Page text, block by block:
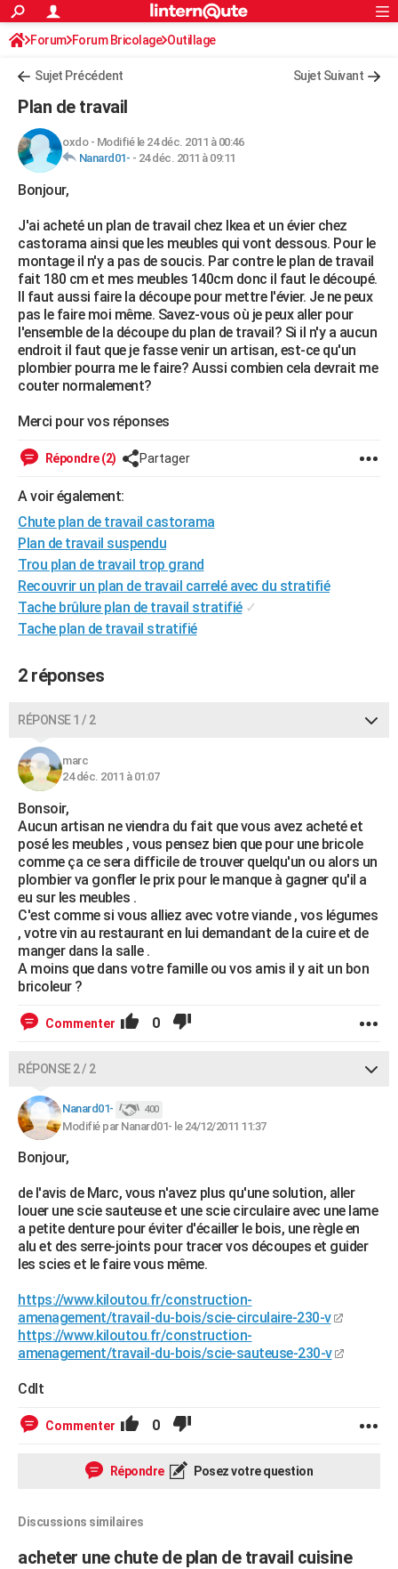
ACTUALITÉS
Politique
Société
Faits Divers
Education
Monde
Villes
+
FINANCE
Retraite
Impôts
Epargne
Immobilier
Risques naturels par ville
Banque
Assurance
Crédit
AUTO
Essais
Réserver un essai
Citadines
Berlines
SUV
Forum auto
+HIGH-TECH
Mobiles
Meilleur smartphone
Internet
Ordinateurs
Jeux vidéo
Guide high-tech
+BRICOLAGE
Forum
Aménagement intérieur
Extérieur
Cuisine
Salle de bains
Jardinage
Rangement
WEEK-END
Guides de France
Escapades
Patrimoine
Expositions
Musées
Week-end nature
LIFESTYLE
Art de vivre
Bien-être
Loisirs
Modes de vie
SANTE
Alimentation
Guide de la santé
Maladies
Médicaments
Sommeil
VOYAGE
Destinations
City break
Voyage nature
Voyage de noces
Forum
Climat
+PHOTO
GUIDES D'ACHAT
BONS PLANS
CARTE DE VOEUX
Carte de Noël
Carte Bonne année
Carte Saint-Valentin
Carte Pâques
Carte d'anniversaire
DICTIONNAIRE
Dictionnaire
Biographies
Citations
Expressions
Proverbes
PROGRAMME TV
COPAINS D'AVANT
S'inscrire
Se connecter
Lycées
Collèges
Primaires
Universités
Entreprises
Service militaire
Avis de recherche
AVIS DE DÉCÈS
S'inscrire
Connexion
Forum Forum Bricolage Outillage
Sujet Précédent Sujet Suivant
Plan de travail
oxdo- Modifié le 24 déc. 2011 à 00:46
Nanard01- - 24 déc. 2011 à 09:11
Bonjour,
J'ai acheté un plan de travail chez Ikea et un évier chez
castorama ainsi que les meubles qui vont dessous. Pour le
montage il n'y a pas de soucis. Par contre le plan de travail
fait 180 cm et mes meubles 140cm donc il faut le découpé.
Il faut aussi faire la découpe pour mettre l'évier. Je ne peux
pas le faire moi même. Savez-vous où je peux aller pour
l'ensemble de la découpe du plan de travail? Si il n'y a aucun
endroit il faut que je fasse venir un artisan, est-ce qu'un
plombier pourra me le faire? Aussi combien cela devrait me
couter normalement?
Merci pour vos réponses
Répondre (2) Partager
A voir également:
Chute plan de travail castorama
Plan de travail suspendu
Trou plan de travail trop grand
Recouvrir un plan de travail carrelé avec du stratifié
Tache brûlure plan de travail stratifié ✓
Tache plan de travail stratifié
2 réponses
RÉPONSE 1 / 2
marc
24 déc. 2011 à 01:07
Bonsoir,
Aucun artisan ne viendra du fait que vous avez acheté et
posé les meubles , vous pensez bien que pour une bricole
comme ça ce sera difficile de trouver quelqu'un ou alors un
plombier va gonfler le prix pour le manque à gagner qu'il a
eu sur les meubles .
C'est comme si vous alliez avec votre viande , vos légumes
, votre vin au restaurant en lui demandant de la cuire et de
manger dans la salle .
A moins que dans votre famille ou vos amis il y ait un bon
bricoleur ?
Commenter 0
RÉPONSE 2 / 2
Nanard01- 400
Modifié par Nanard01- le 24/12/2011 11:37
Bonjour,
de l'avis de Marc, vous n'avez plus qu'une solution, aller
louer une scie sauteuse et une scie circulaire avec une lame
a petite denture pour éviter d'écailler le bois, une règle en
alu et des serre-joints pour tracer vos découpes et guider
les scies et le faire vous même.
https://www.kiloutou.fr/construction-
amenagement/travail-du-bois/scie-circulaire-230-v
https://www.kiloutou.fr/construction-
amenagement/travail-du-bois/scie-sauteuse-230-v
Cdlt
Commenter 0
Répondre Posez votre question
Discussions similaires
acheter une chute de plan de travail cuisine